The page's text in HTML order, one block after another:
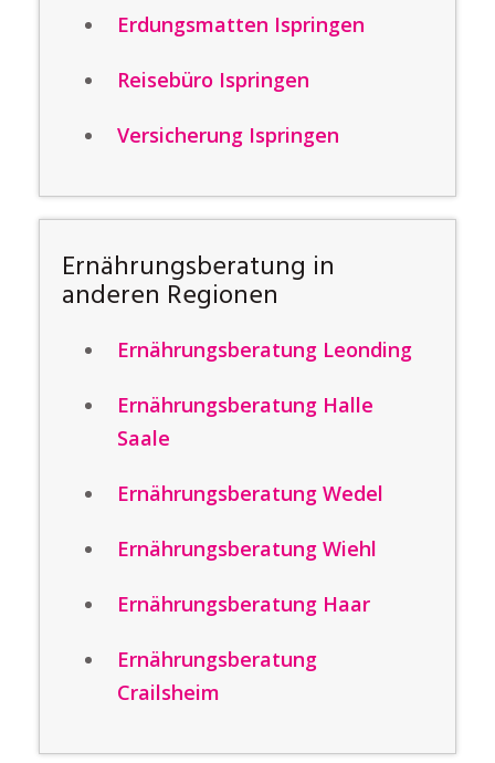
Erdungsmatten Ispringen
Reisebüro Ispringen
Versicherung Ispringen
Ernährungsberatung in
anderen Regionen
Ernährungsberatung Leonding
Ernährungsberatung Halle
Saale
Ernährungsberatung Wedel
Ernährungsberatung Wiehl
Ernährungsberatung Haar
Ernährungsberatung
Crailsheim